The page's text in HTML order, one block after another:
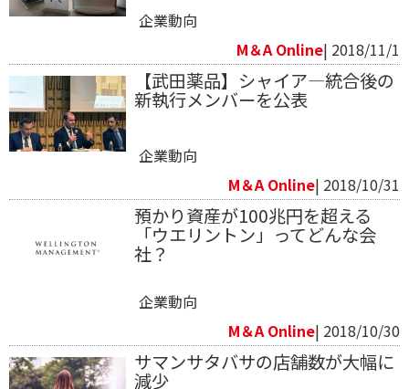
企業動向
M＆A Online| 2018/11/1
【武田薬品】シャイア―統合後の
新執行メンバーを公表
企業動向
M＆A Online| 2018/10/31
預かり資産が100兆円を超える
「ウエリントン」ってどんな会
社？
企業動向
M＆A Online| 2018/10/30
サマンサタバサの店舗数が大幅に
減少